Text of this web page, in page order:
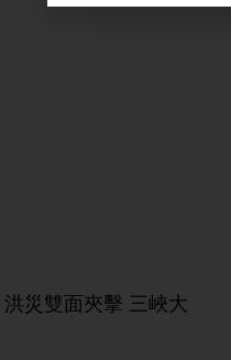
洪災雙面夾擊 三峽大